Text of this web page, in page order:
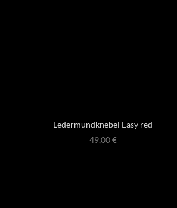
Ledermundknebel Easy red
49,00€